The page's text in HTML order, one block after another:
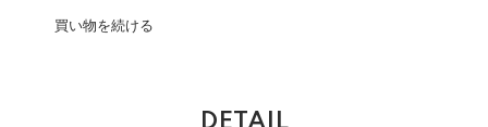
買い物を続ける